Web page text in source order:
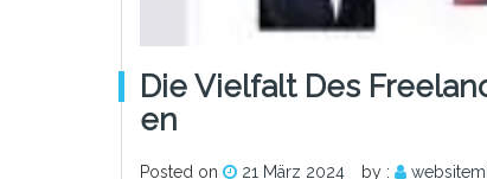
Die Vielfalt Des
En
Posted on 21 März 2024 by :